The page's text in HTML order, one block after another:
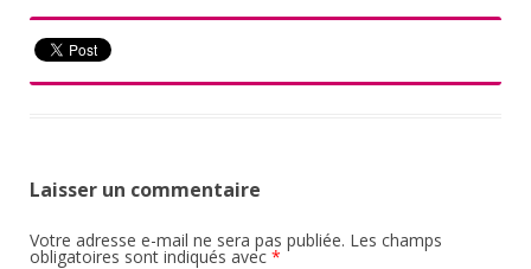
Laisser un commentaire
Votre adresse e-mail ne sera pas publiée. Les champs
obligatoires sont indiqués avec *